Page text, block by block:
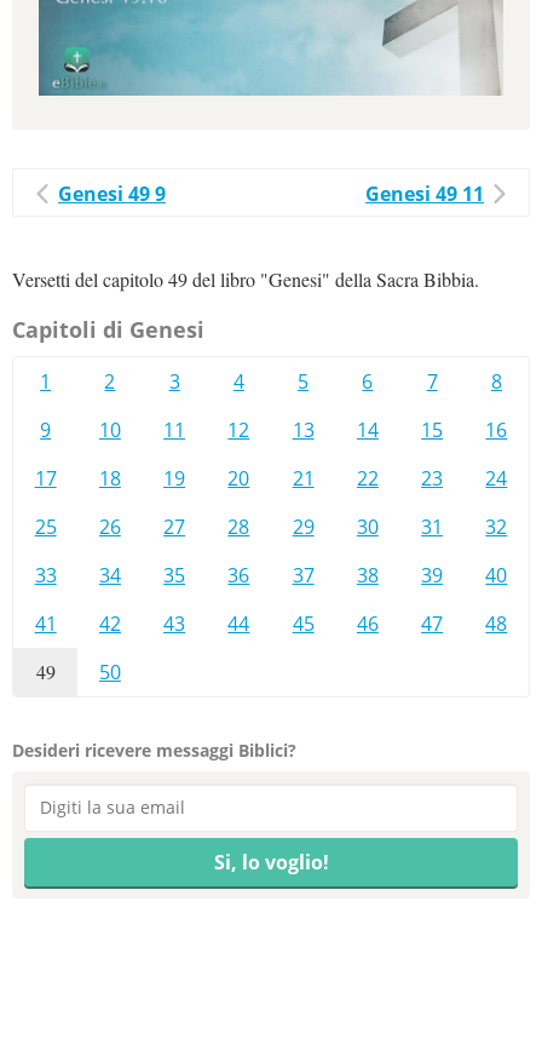
Genesi 49 9 Genesi 49 11
Versetti del capitolo 49 del libro "Genesi" della Sacra Bibbia.
Capitoli di Genesi
1 2 3 4 5 6 7
8
9
10 11 12 13 14 15
16
17
18 19 20 21 22 23
24
25
26 27 28 29 30 31
32
33
34 35 36 37 38 39
40
41
42 43 44 45 46 47 48
49 50
Desideri ricevere messaggi Biblici?